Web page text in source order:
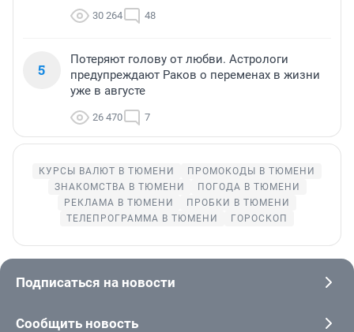
30 264 48
5
Потеряют голову от любви. Астрологи
предупреждают Раков о переменах в жизни
уже в августе
26 470 7
КУРСЫ ВАЛЮТ В ТЮМЕНИ
ПРОМОКОДЫ В ТЮМЕНИ
ЗНАКОМСТВА В ТЮМЕНИ
ПОГОДА В ТЮМЕНИ
РЕКЛАМА В ТЮМЕНИ
ПРОБКИ В ТЮМЕНИ
ТЕЛЕПРОГРАММА В ТЮМЕНИ
ГОРОСКОП
Подписаться на новости
Сообщить новость